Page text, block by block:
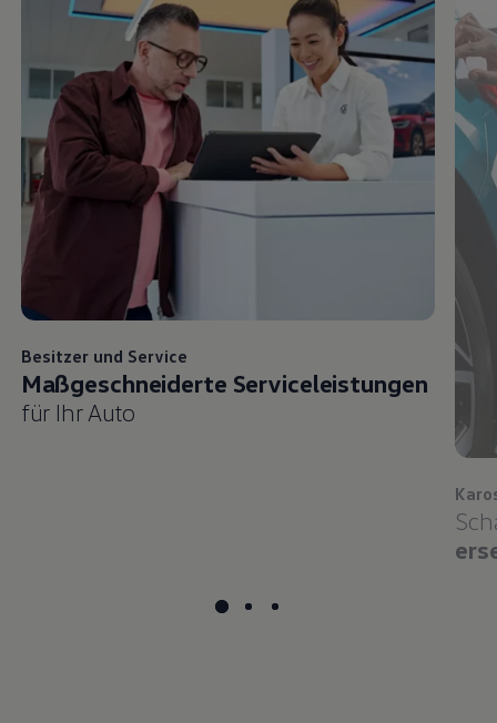
Besitzer und Service
Maßgeschneiderte Serviceleistungen
für Ihr Auto